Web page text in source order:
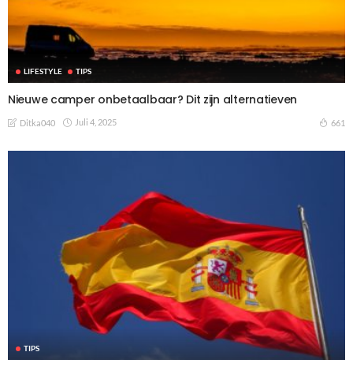
LIFESTYLE TIPS
Nieuwe camper onbetaalbaar? Dit zijn alternatieven
Ditka040 Juli 4, 2025 661
TIPS